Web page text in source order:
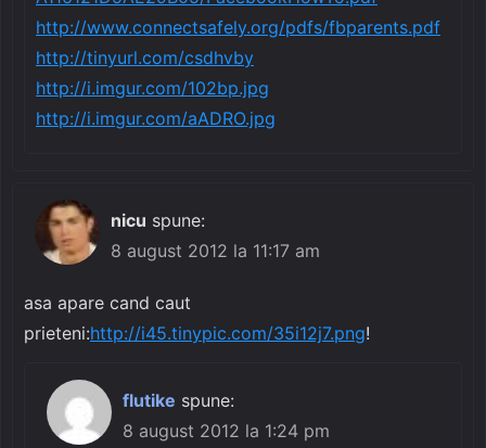
http://www.connectsafely.org/pdfs/fbparents.pdf
http://tinyurl.com/csdhvby
http://i.imgur.com/102bp.jpg
http://i.imgur.com/aADRO.jpg
nicu spune:
8 august 2012 la 11:17 am
asa apare cand caut
prieteni:http://i45.tinypic.com/35i12j7.png!
flutike spune:
8 august 2012 la 1:24 pm